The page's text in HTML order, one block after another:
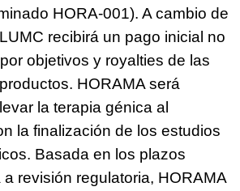
HORA-001). A cambio de
recibirá un pago inicial no
objetivos y royalties de las
HORAMA será
la terapia génica al
la finalización de los estudios
Basada en los plazos
revisión regulatoria, HORAMA